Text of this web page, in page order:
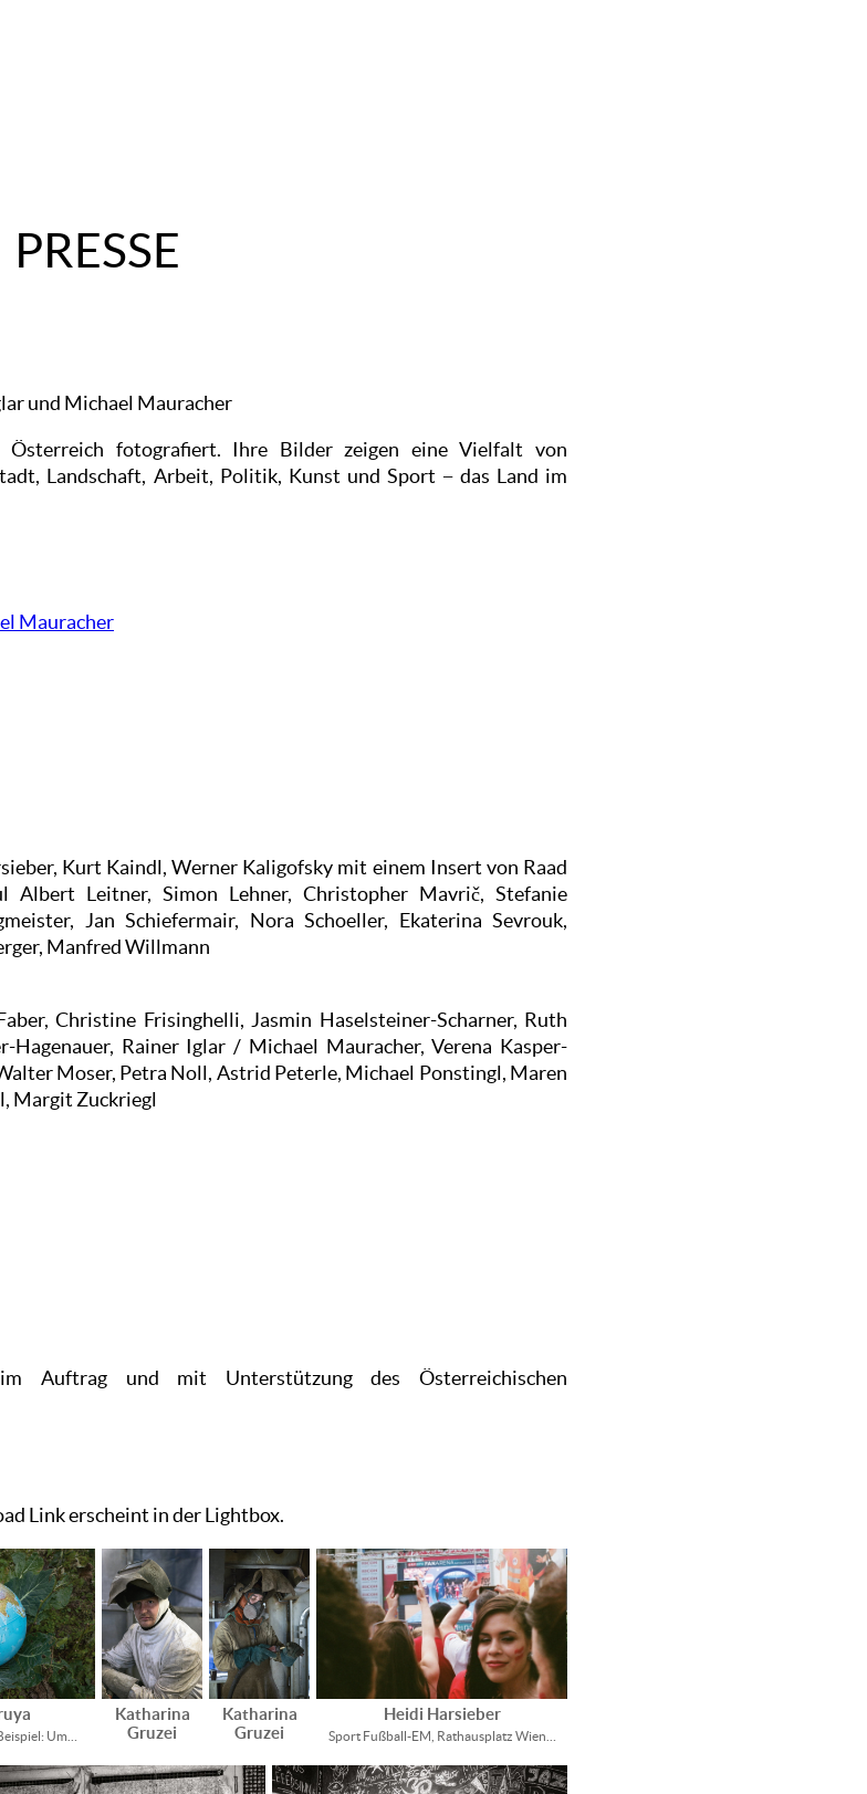
PRESSE
und Michael Mauracher
Österreich fotografiert. Ihre Bilder zeigen eine Vielfalt von
Landschaft, Arbeit, Politik, Kunst und Sport − das Land im
Mauracher
Kurt Kaindl, Werner Kaligofsky mit einem Insert von Raad
Albert Leitner, Simon Lehner, Christopher Mavrič, Stefanie
Jan Schiefermair, Nora Schoeller, Ekaterina Sevrouk,
Manfred Willmann
Christine Frisinghelli, Jasmin Haselsteiner-Scharner, Ruth
Rainer Iglar / Michael Mauracher, Verena Kasper-
Moser, Petra Noll, Astrid Peterle, Michael Ponstingl, Maren
Margit Zuckriegl
Auftrag und mit Unterstützung des Österreichischen
Link erscheint in der Lightbox.
Um…
Katharina
Gruzei
Katharina
Gruzei
Heidi Harsieber
Sport Fußball-EM, Rathausplatz Wien…